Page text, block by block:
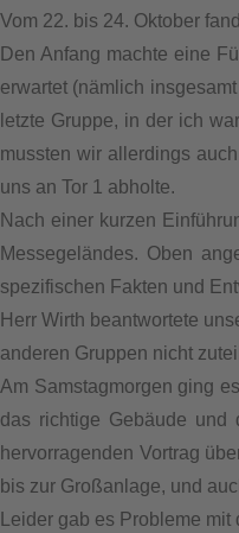
Vom 22. bis 24. Oktober
Den Anfang machte eine
erwartet (nämlich
letzte Gruppe, in der ich
mussten wir allerdings
uns an Tor 1 abholte.
Nach einer kurzen
Messegeländes. Oben
spezifischen Fakten und
Herr Wirth beantwortete
anderen Gruppen nicht
Am Samstagmorgen ging
das richtige Gebäude und
hervorragenden Vortrag
bis zur Großanlage, und
Leider gab es Probleme